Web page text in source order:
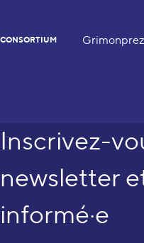
CONSORTIUM
Inscrivez-
newsletter
informé·e